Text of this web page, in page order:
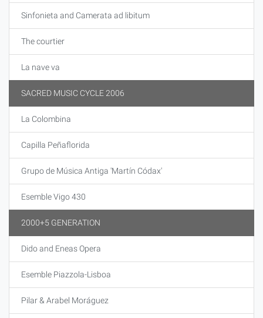
Sinfonieta and Camerata ad libitum
The courtier
La nave va
SACRED MUSIC CYCLE 2006
La Colombina
Capilla Peñaflorida
Grupo de Música Antiga 'Martín Códax'
Esemble Vigo 430
2000+5 GENERATION
Dido and Eneas Opera
Esemble Piazzola-Lisboa
Pilar & Arabel Moráguez